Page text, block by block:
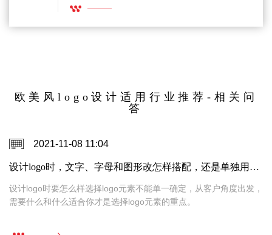
但总觉得哪里不太对劲。
时间内传递核心信息。随着企业在不同场景中不
欧美风logo设计适用行业推荐-相关问
答
2021-11-08 11:04
设计logo时，文字、字母和图形改怎样搭配，还是单独用图形或者汉字设计好呢？
设计logo时要怎么样选择logo元素不能单一确定，从客户角度出发，
需要什么和什么适合你才是选择logo元素的重点。